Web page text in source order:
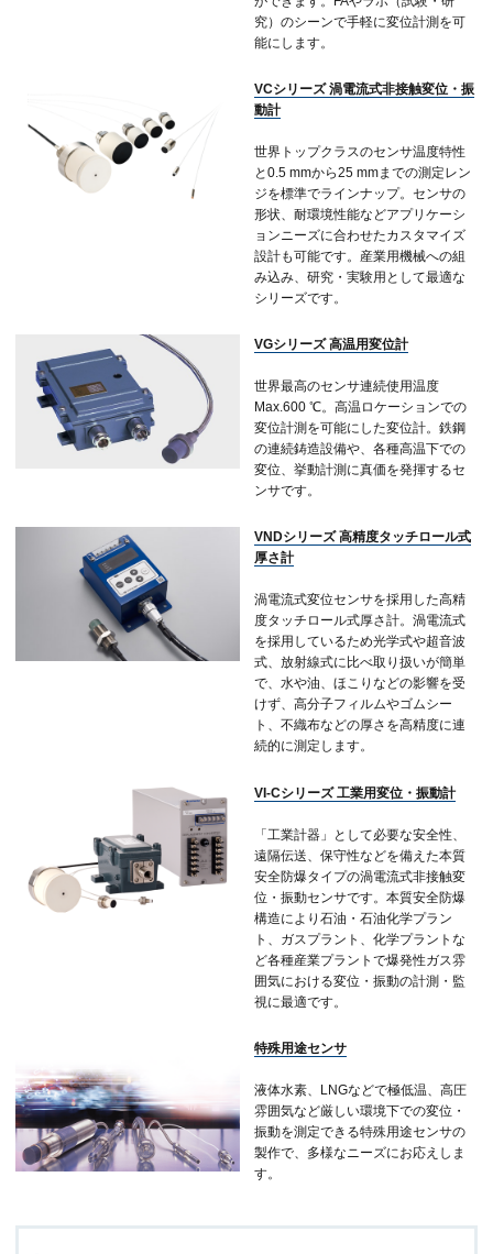
究）のシーンで手軽に変位計測を可
能にします。
VCシリーズ 渦電流式非接触変位・振
動計
世界トップクラスのセンサ温度特性
と0.5 mmから25 mmまでの測定レン
ジを標準でラインナップ。センサの
形状、耐環境性能などアプリケーシ
ョンニーズに合わせたカスタマイズ
設計も可能です。産業用機械への組
み込み、研究・実験用として最適な
シリーズです。
VGシリーズ 高温用変位計
世界最高のセンサ連続使用温度
Max.600 ℃。高温ロケーションでの
変位計測を可能にした変位計。鉄鋼
の連続鋳造設備や、各種高温下での
変位、挙動計測に真価を発揮するセ
ンサです。
VNDシリーズ 高精度タッチロール式
厚さ計
渦電流式変位センサを採用した高精
度タッチロール式厚さ計。渦電流式
を採用しているため光学式や超音波
式、放射線式に比べ取り扱いが簡単
で、水や油、ほこりなどの影響を受
けず、高分子フィルムやゴムシー
ト、不織布などの厚さを高精度に連
続的に測定します。
VI-Cシリーズ 工業用変位・振動計
「工業計器」として必要な安全性、
遠隔伝送、保守性などを備えた本質
安全防爆タイプの渦電流式非接触変
位・振動センサです。本質安全防爆
構造により石油・石油化学プラン
ト、ガスプラント、化学プラントな
ど各種産業プラントで爆発性ガス雰
囲気における変位・振動の計測・監
視に最適です。
特殊用途センサ
液体水素、LNGなどで極低温、高圧
雰囲気など厳しい環境下での変位・
振動を測定できる特殊用途センサの
製作で、多様なニーズにお応えしま
す。